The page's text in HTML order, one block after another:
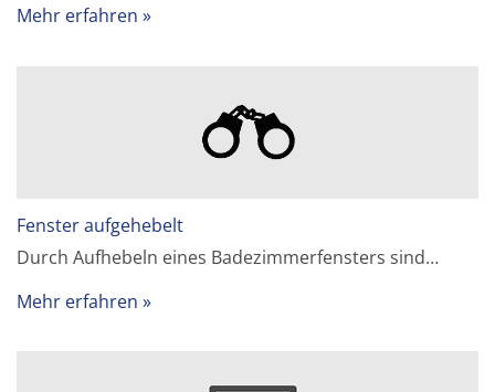
Mehr erfahren
Fenster aufgehebelt
Durch Aufhebeln eines Badezimmerfensters sind…
Mehr erfahren